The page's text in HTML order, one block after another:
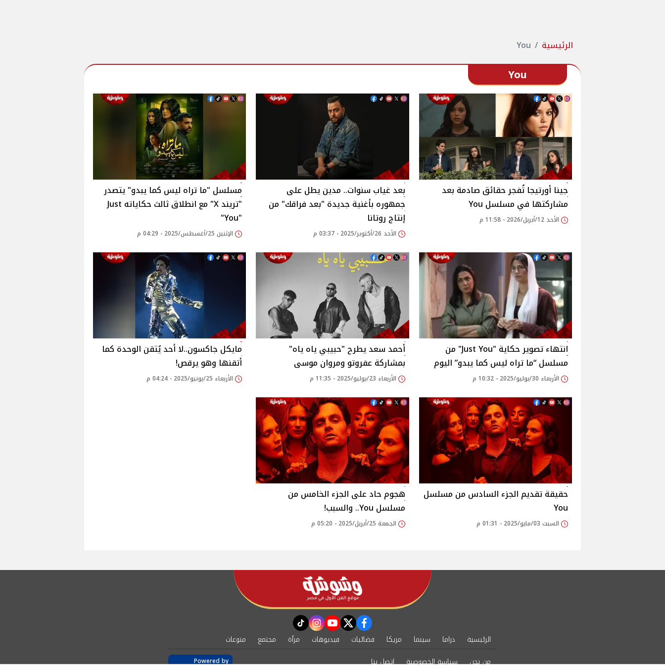
الرئيسية You
You
جينا أورتيجا تُفجر حقائق صادمة بعد
مشاركتها في مسلسل You
الأحد 12/أبريل/2026 - 11:58 م
بعد غياب سنوات.. مدين يطل على
جمهوره بأغنية جديدة "بعد فراقك" من
إنتاج روتانا
الأحد 26/أكتوبر/2025 - 03:37 م
مسلسل "ما تراه ليس كما يبدو" يتصدر
"تريند X" مع انطلاق ثالث حكاياته Just
You"‎"
الإثنين 25/أغسطس/2025 - 04:29 م
انتهاء تصوير حكاية "Just You" من
مسلسل “ما تراه ليس كما يبدو” اليوم ‎
الأربعاء 30/يوليو/2025 - 10:32 م
أحمد سعد يطرح "حبيبي ياه ياه"
بمشاركة عفروتو ومروان موسى ‎
الأربعاء 23/يوليو/2025 - 11:35 م
مايكل جاكسون..لا أحد يُتقن الوحدة كما
أتقنها وهو يرقص!
الأربعاء 25/يونيو/2025 - 04:24 م
حقيقة تقديم الجزء السادس من مسلسل
You
السبت 03/مايو/2025 - 01:31 م
هجوم حاد على الجزء الخامس من
مسلسل You.. والسبب!
الجمعة 25/أبريل/2025 - 05:20 م
facebook
twitter
youtube
instagram
tiktok
الرئيسية دراما سينما مزيكا فضائيات فيديوهات مرأة مجتمع
منوعات
من نحن
سياسة الخصوصية اتصل بنا Powered by